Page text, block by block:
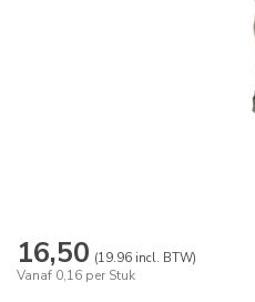
16,50 (19.96 incl. BTW)
Vanaf 0,16 per Stuk